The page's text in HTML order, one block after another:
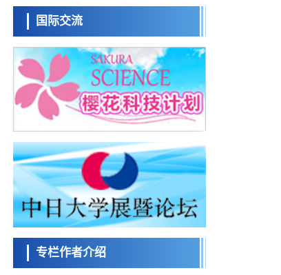
产总研无需石油利用松脂制备石墨前驱体，
可作为电池电极材料
科学研究
板块边界锁定状态存在区域差异
政策
日本第2次医疗研究开发调整费，根据一线实
际情况和需求分配99.3亿日元
科学研究
千叶大学鉴定出导致难治性疾病“肺高血压症”
恶化的蛋白质“MYL9/12”，会引发血管结构恶
化
科学研究
京都大学高效生成光的构成单元“光子”，可应
用于量子计算机
科学研究
用数理模型诠释慢性荨麻疹的发病机理，借
助数学的力量实现个体化最佳治疗
科学研究
【JST事业成果】发现室温下工作的交替磁体
科学研究
夜景也能清晰呈现在纸上——日本“铁路摄影
国际交流
专栏作者介绍
来馆 科学交
流员
小岩井忠道 泷川 进 戴维
陈小牧 李鸥 安宁